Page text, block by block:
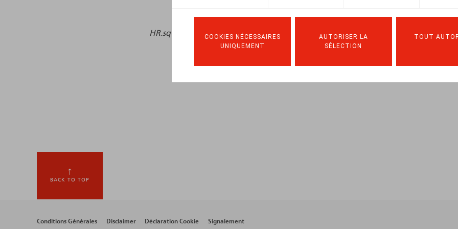
COOKIES NÉCESSAIRES
UNIQUEMENT
AUTORISER LA
SÉLECTION
TOUT
HR.square (online),12/12/2024
BACK TO TOP
Conditions Générales Disclaimer Déclaration Cookie Signalement